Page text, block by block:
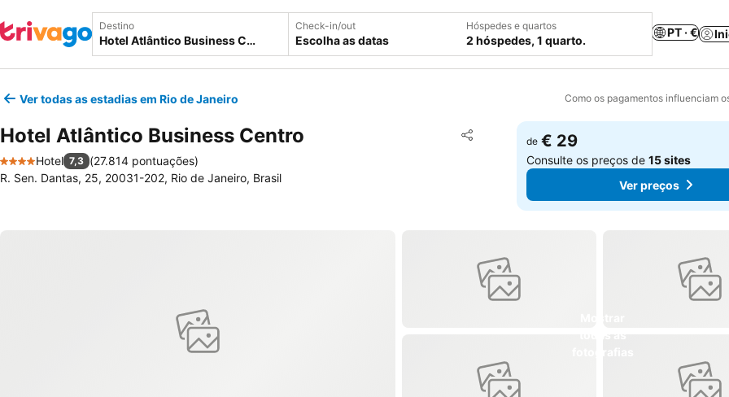
Destino Check-in/out
Escolha as datas
Hóspedes e quartos
2 hóspedes, 1 quarto.
PT · €
Ver todas as estadias em Rio de Janeiro Como os pagamentos influenciam
Hotel Atlântico Business Centro Partilhar
Adicionar aos favoritos
4 Estrelas
Hotel 7,3 (27.814 pontuações)
R. Sen. Dantas, 25, 20031-202, Rio de Janeiro, Brasil
de € 29
Consulte os preços de15 sites
Ver preços